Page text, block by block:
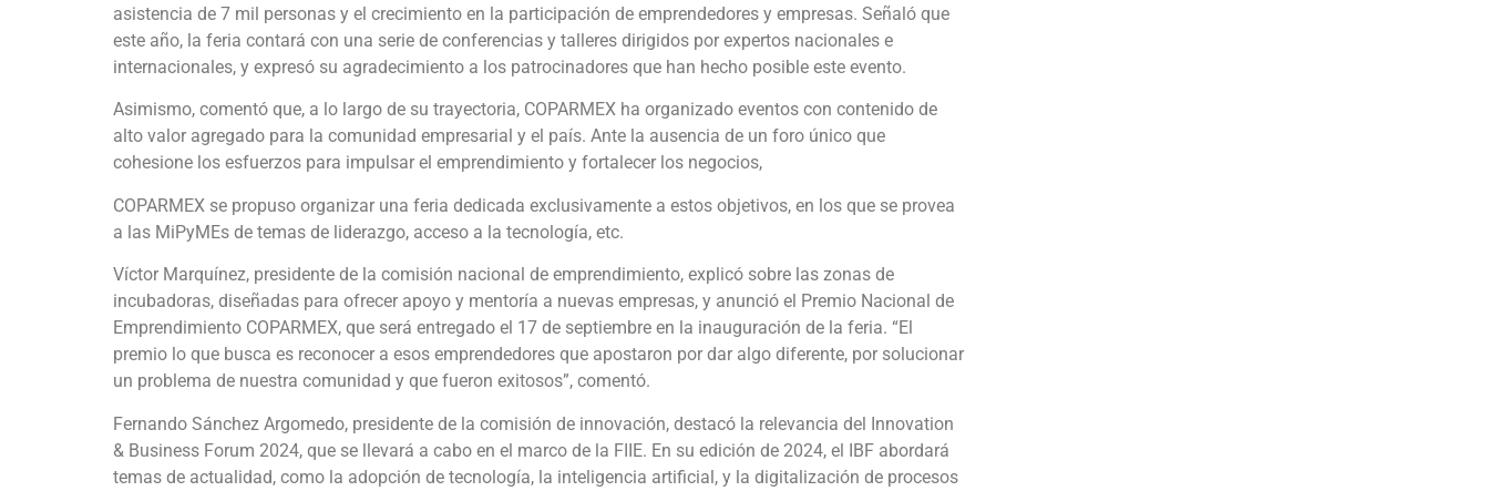
asistencia de 7 mil personas y el crecimiento en la participación de emprendedores y empresas. Señaló que
este año, la feria contará con una serie de conferencias y talleres dirigidos por expertos nacionales e
internacionales, y expresó su agradecimiento a los patrocinadores que han hecho posible este evento.
Asimismo, comentó que, a lo largo de su trayectoria, COPARMEX ha organizado eventos con contenido de
alto valor agregado para la comunidad empresarial y el país. Ante la ausencia de un foro único que
cohesione los esfuerzos para impulsar el emprendimiento y fortalecer los negocios,
COPARMEX se propuso organizar una feria dedicada exclusivamente a estos objetivos, en los que se provea
a las MiPyMEs de temas de liderazgo, acceso a la tecnología, etc.
Víctor Marquínez, presidente de la comisión nacional de emprendimiento, explicó sobre las zonas de
incubadoras, diseñadas para ofrecer apoyo y mentoría a nuevas empresas, y anunció el Premio Nacional de
Emprendimiento COPARMEX, que será entregado el 17 de septiembre en la inauguración de la feria. “El
premio lo que busca es reconocer a esos emprendedores que apostaron por dar algo diferente, por solucionar
un problema de nuestra comunidad y que fueron exitosos”, comentó.
Fernando Sánchez Argomedo, presidente de la comisión de innovación, destacó la relevancia del Innovation
& Business Forum 2024, que se llevará a cabo en el marco de la FIIE. En su edición de 2024, el IBF abordará
temas de actualidad, como la adopción de tecnología, la inteligencia artificial, y la digitalización de procesos